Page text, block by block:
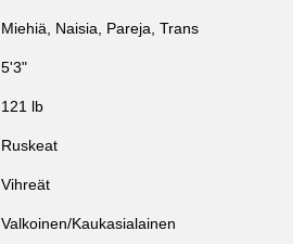
Miehiä, Naisia, Pareja, Trans
5'3"
121 lb
Ruskeat
Vihreät
Valkoinen/Kaukasialainen